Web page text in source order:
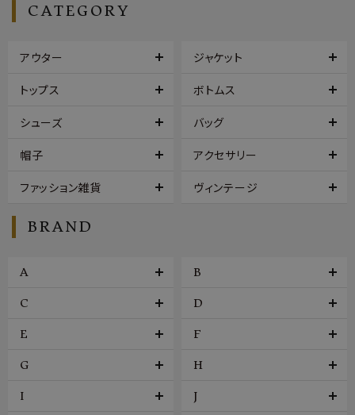
CATEGORY
アウター ジャケット
トップス ボトムス
シューズ バッグ
帽子 アクセサリー
ファッション雑貨 ヴィンテージ
BRAND
A B
C D
E F
G H
I J